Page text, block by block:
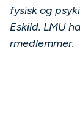
fysisk og
Eskild. LMU
rmedlemmer.